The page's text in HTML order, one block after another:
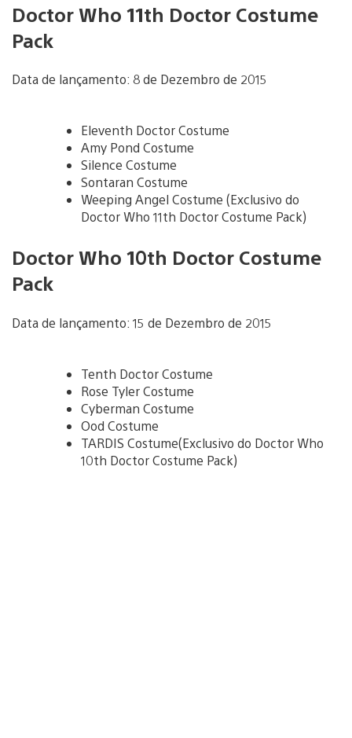
Doctor Who 11th Doctor Costume
Pack
Data de lançamento: 8 de Dezembro de 2015
Eleventh Doctor Costume
Amy Pond Costume
Silence Costume
Sontaran Costume
Weeping Angel Costume (Exclusivo do
Doctor Who 11th Doctor Costume Pack)
Doctor Who 10th Doctor Costume
Pack
Data de lançamento: 15 de Dezembro de 2015
Tenth Doctor Costume
Rose Tyler Costume
Cyberman Costume
Ood Costume
TARDIS Costume(Exclusivo do Doctor Who
10th Doctor Costume Pack)